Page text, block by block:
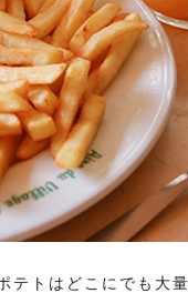
テトはどこにでも大